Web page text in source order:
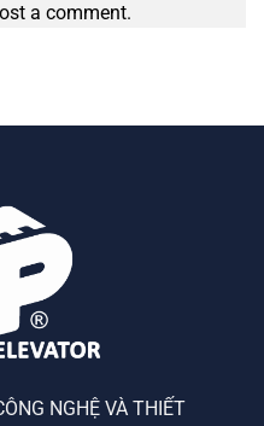
a comment.
NGHỆ VÀ THIẾT